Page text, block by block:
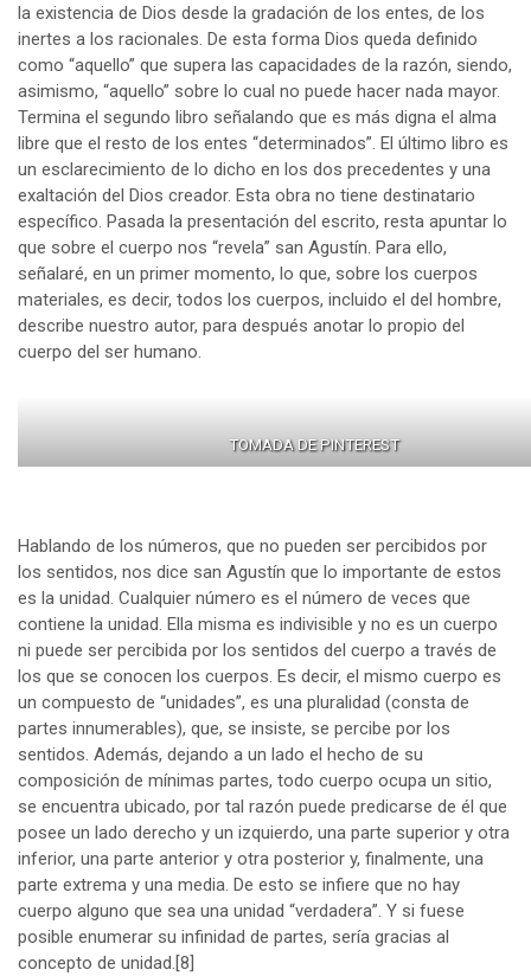
la existencia de Dios desde la gradación de los entes, de los
inertes a los racionales. De esta forma Dios queda definido
como “aquello” que supera las capacidades de la razón, siendo,
asimismo, “aquello” sobre lo cual no puede hacer nada mayor.
Termina el segundo libro señalando que es más digna el alma
libre que el resto de los entes “determinados”. El último libro es
un esclarecimiento de lo dicho en los dos precedentes y una
exaltación del Dios creador. Esta obra no tiene destinatario
específico. Pasada la presentación del escrito, resta apuntar lo
que sobre el cuerpo nos “revela” san Agustín. Para ello,
señalaré, en un primer momento, lo que, sobre los cuerpos
materiales, es decir, todos los cuerpos, incluido el del hombre,
describe nuestro autor, para después anotar lo propio del
cuerpo del ser humano.
TOMADA DE PINTEREST
Hablando de los números, que no pueden ser percibidos por
los sentidos, nos dice san Agustín que lo importante de estos
es la unidad. Cualquier número es el número de veces que
contiene la unidad. Ella misma es indivisible y no es un cuerpo
ni puede ser percibida por los sentidos del cuerpo a través de
los que se conocen los cuerpos. Es decir, el mismo cuerpo es
un compuesto de “unidades”, es una pluralidad (consta de
partes innumerables), que, se insiste, se percibe por los
sentidos. Además, dejando a un lado el hecho de su
composición de mínimas partes, todo cuerpo ocupa un sitio,
se encuentra ubicado, por tal razón puede predicarse de él que
posee un lado derecho y un izquierdo, una parte superior y otra
inferior, una parte anterior y otra posterior y, finalmente, una
parte extrema y una media. De esto se infiere que no hay
cuerpo alguno que sea una unidad “verdadera”. Y si fuese
posible enumerar su infinidad de partes, sería gracias al
concepto de unidad.[8]